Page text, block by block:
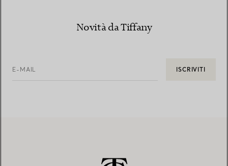
Novità da Tiffany
E-MAIL ISCRIVITI